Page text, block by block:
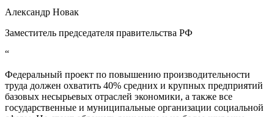
Александр Новак
Заместитель председателя правительства РФ
“
Федеральный проект по повышению производительности
труда должен охватить 40% средних и крупных предприятий
базовых несырьевых отраслей экономики, а также все
государственные и муниципальные организации социальной